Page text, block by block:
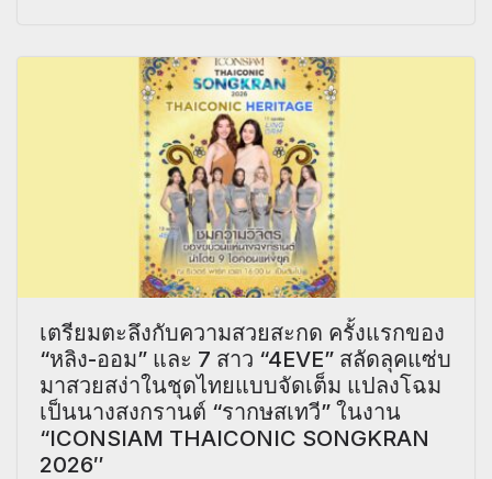
เตรียมตะลึงกับความสวยสะกด ครั้งแรกของ
“หลิง-ออม” และ 7 สาว “4EVE” สลัดลุคแซ่บ
มาสวยสง่าในชุดไทยแบบจัดเต็ม แปลงโฉม
เป็นนางสงกรานต์ “รากษสเทวี” ในงาน
“ICONSIAM THAICONIC SONGKRAN
2026″